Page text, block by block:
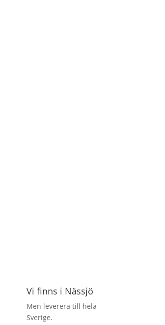
Vi finns i Nässjö
Men leverera till hela
Sverige.